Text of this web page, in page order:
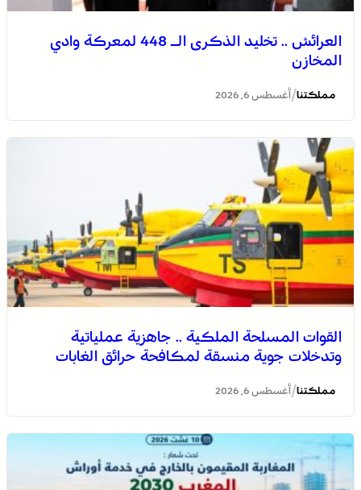
العرائش .. تخليد الذكرى الـ 448 لمعركة وادي
المخازن
مملكتنا/أغسطس 6, 2026
القوات المسلحة الملكية .. جاهزية عملياتية
وتدخلات جوية منسقة لمكافحة حرائق الغابات
مملكتنا/أغسطس 6, 2026
الاحتفال باليوم الوطني للمغاربة المقيمين بالخارج تحت شعار
“المغاربة المقيمون بالخارج في خدمة أوراش المغرب 2030”